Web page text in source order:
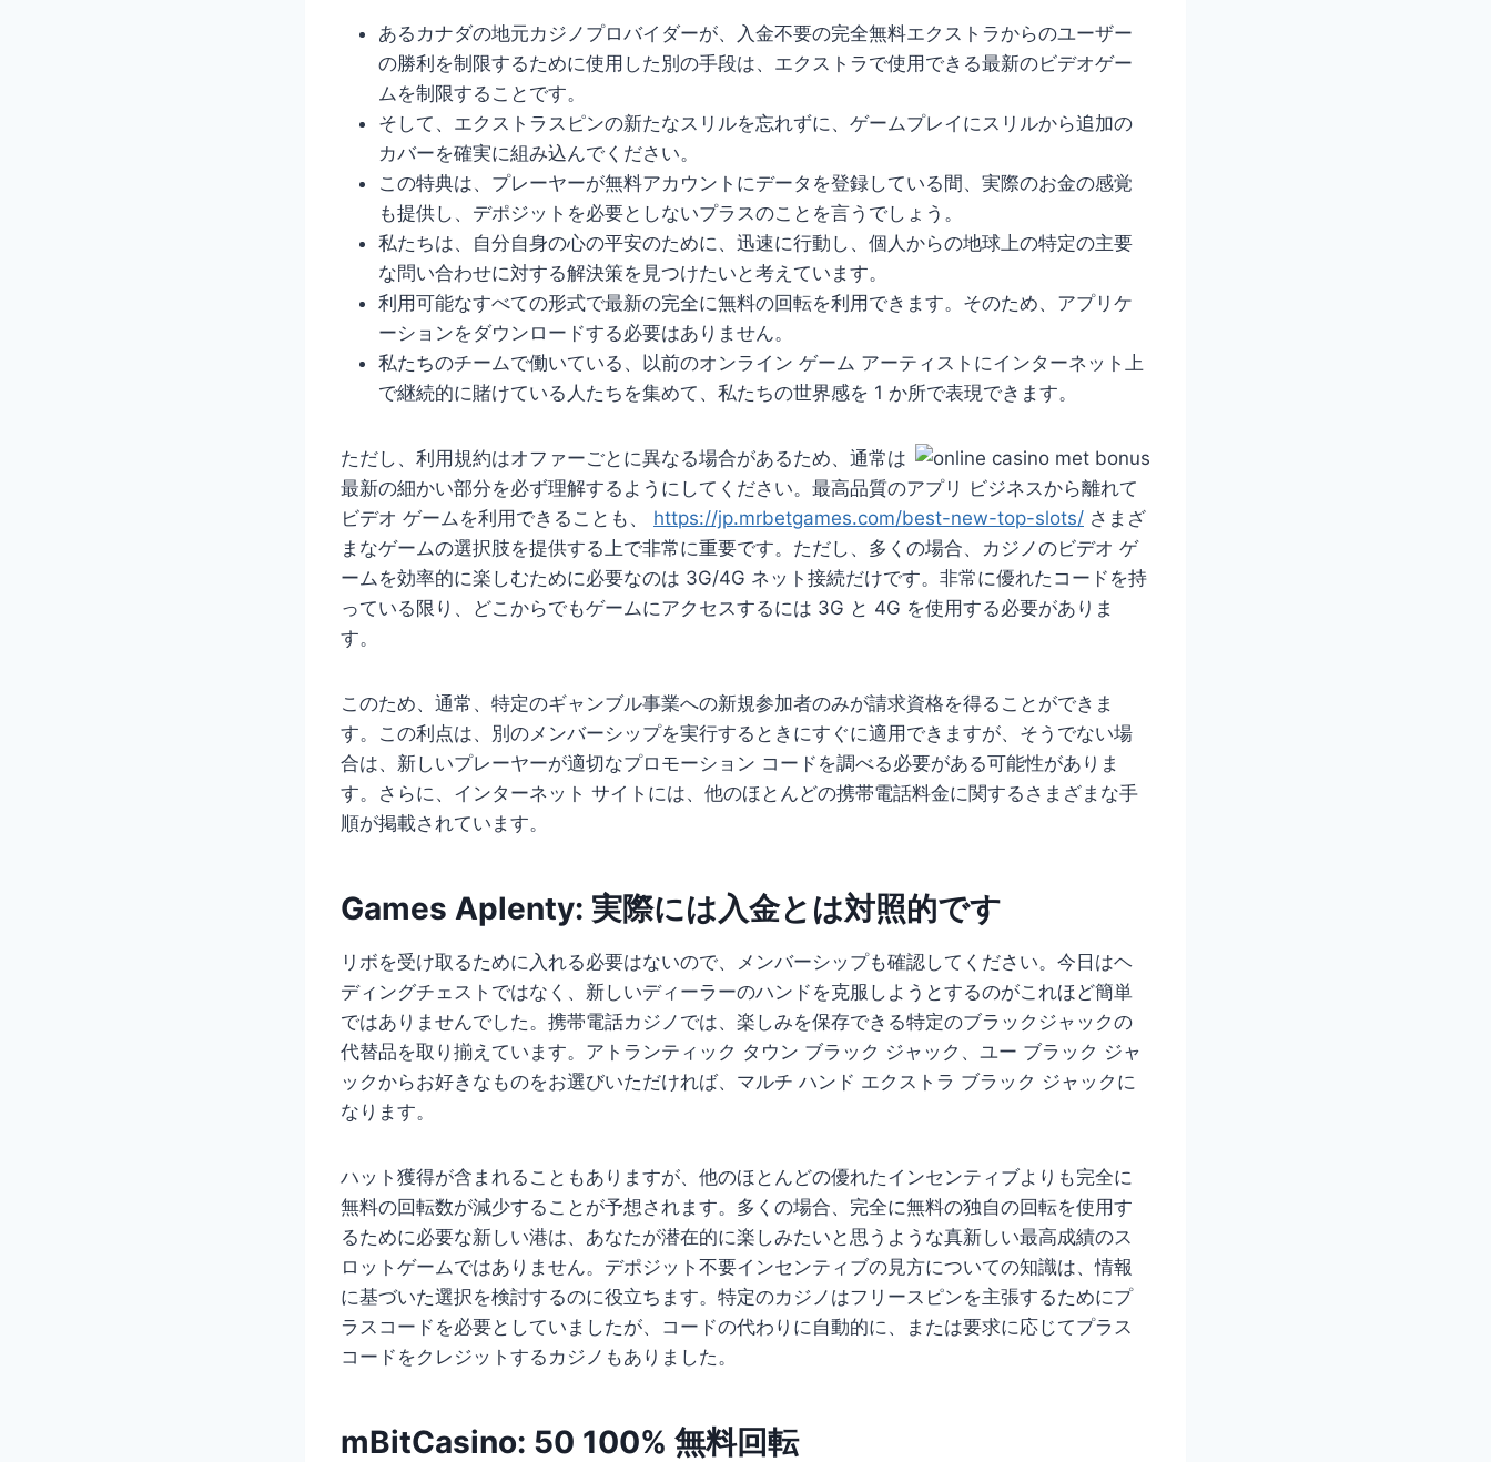
あるカナダの地元カジノプロバイダーが、入金不要の完全無料エクストラからのユーザー
の勝利を制限するために使用した別の手段は、エクストラで使用できる最新のビデオゲー
ムを制限することです。
そして、エクストラスピンの新たなスリルを忘れずに、ゲームプレイにスリルから追加の
カバーを確実に組み込んでください。
この特典は、プレーヤーが無料アカウントにデータを登録している間、実際のお金の感覚
も提供し、デポジットを必要としないプラスのことを言うでしょう。
私たちは、自分自身の心の平安のために、迅速に行動し、個人からの地球上の特定の主要
な問い合わせに対する解決策を見つけたいと考えています。
利用可能なすべての形式で最新の完全に無料の回転を利用できます。そのため、アプリケ
ーションをダウンロードする必要はありません。
私たちのチームで働いている、以前のオンライン ゲーム アーティストにインターネット上
で継続的に賭けている人たちを集めて、私たちの世界感を 1 か所で表現できます。
ただし、利用規約はオファーごとに異なる場合があるため、通常は
最新の細かい部分を必ず理解するようにしてください。最高品質のアプリ ビジネスから離れて
ビデオ ゲームを利用できることも、 https://jp.mrbetgames.com/best-new-top-slots/ さまざ
まなゲームの選択肢を提供する上で非常に重要です。ただし、多くの場合、カジノのビデオ ゲ
ームを効率的に楽しむために必要なのは 3G/4G ネット接続だけです。非常に優れたコードを持
っている限り、どこからでもゲームにアクセスするには 3G と 4G を使用する必要がありま
す。
このため、通常、特定のギャンブル事業への新規参加者のみが請求資格を得ることができま
す。この利点は、別のメンバーシップを実行するときにすぐに適用できますが、そうでない場
合は、新しいプレーヤーが適切なプロモーション コードを調べる必要がある可能性がありま
す。さらに、インターネット サイトには、他のほとんどの携帯電話料金に関するさまざまな手
順が掲載されています。
Games Aplenty: 実際には入金とは対照的です
リボを受け取るために入れる必要はないので、メンバーシップも確認してください。今日はヘ
ディングチェストではなく、新しいディーラーのハンドを克服しようとするのがこれほど簡単
ではありませんでした。携帯電話カジノでは、楽しみを保存できる特定のブラックジャックの
代替品を取り揃えています。アトランティック タウン ブラック ジャック、ユー ブラック ジャ
ックからお好きなものをお選びいただければ、マルチ ハンド エクストラ ブラック ジャックに
なります。
ハット獲得が含まれることもありますが、他のほとんどの優れたインセンティブよりも完全に
無料の回転数が減少することが予想されます。多くの場合、完全に無料の独自の回転を​​使用す
るために必要な新しい港は、あなたが潜在的に楽しみたいと思うような真新しい最高成績のス
ロットゲームではありません。デポジット不要インセンティブの見方についての知識は、情報
に基づいた選択を検討するのに役立ちます。特定のカジノはフリースピンを主張するためにプ
ラスコードを必要としていましたが、コードの代わりに自動的に、または要求に応じてプラス
コードをクレジットするカジノもありました。
mBitCasino: 50 100% 無料回転